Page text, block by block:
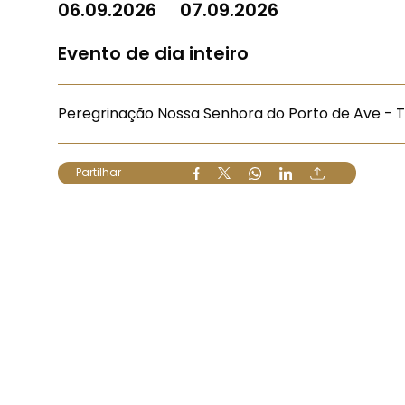
06.09.2026
07.09.2026
Evento de dia inteiro
Peregrinação Nossa Senhora do Porto de Ave -
Partilhar